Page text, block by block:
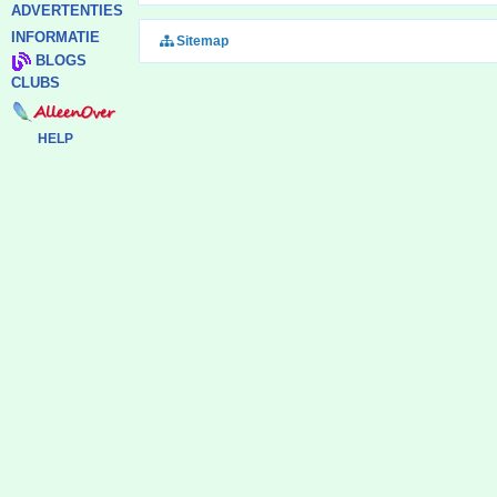
ADVERTENTIES
INFORMATIE
BLOGS
CLUBS
HELP
Sitemap